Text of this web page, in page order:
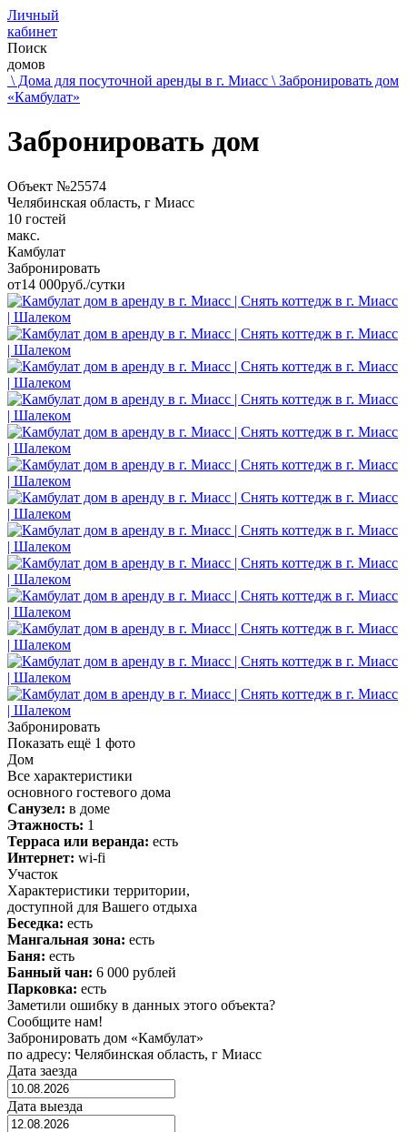
Личный
кабинет
Поиск
домов
\ Дома для посуточной аренды в г. Миасс \ Забронировать дом
«Камбулат»
Забронировать дом
Объект №25574
Челябинская область, г Миасс
10 гостей
макс.
Камбулат
Забронировать
от14 000руб./сутки
Забронировать
Показать ещё 1 фото
Дом
Все характеристики
основного гостевого дома
Санузел: в доме
Этажность: 1
Терраса или веранда: есть
Интернет: wi-fi
Участок
Характеристики территории,
доступной для Вашего отдыха
Беседка: есть
Мангальная зона: есть
Баня: есть
Банный чан: 6 000 рублей
Парковка: есть
Заметили ошибку в данных этого объекта?
Сообщите нам!
Забронировать дом «Камбулат»
по адресу: Челябинская область, г Миасс
Дата заезда
Дата выезда